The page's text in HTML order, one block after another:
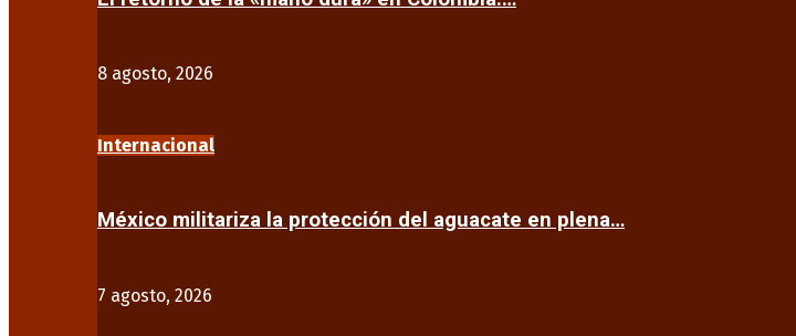
8 agosto, 2026
Internacional
México militariza la protección del aguacate en plena…
7 agosto, 2026